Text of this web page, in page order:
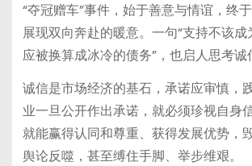
“夺冠赠车”事件，始于善意与情谊，终
展现双向奔赴的暖意。一句“支持不该
应被换算成冰冷的债务”，也启人思考诚
诚信是市场经济的基石，承诺应审慎，
业一旦公开作出承诺，就必须珍视自身
就能赢得认同和尊重、获得发展优势，
舆论反噬，甚至缚住手脚、举步维艰。